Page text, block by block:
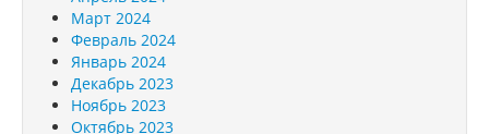
Март 2024
Февраль 2024
Январь 2024
Декабрь 2023
Ноябрь 2023
Октябрь 2023